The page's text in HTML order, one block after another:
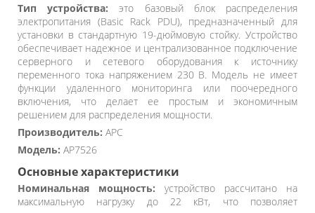
Тип устройства: это базовый блок распределения
электропитания (Basic Rack PDU), предназначенный для
установки в стандартную 19-дюймовую стойку. Устройство
обеспечивает надежное и централизованное подключение
серверного и сетевого оборудования к источнику
переменного тока напряжением 230 В. Модель не имеет
функции удаленного мониторинга или поочередного
включения, что делает ее простым и экономичным
решением для распределения мощности.
Производитель: APC
Модель: AP7526
Основные характеристики
Номинальная мощность: устройство рассчитано на
максимальную нагрузку до 22 кВт, что позволяет